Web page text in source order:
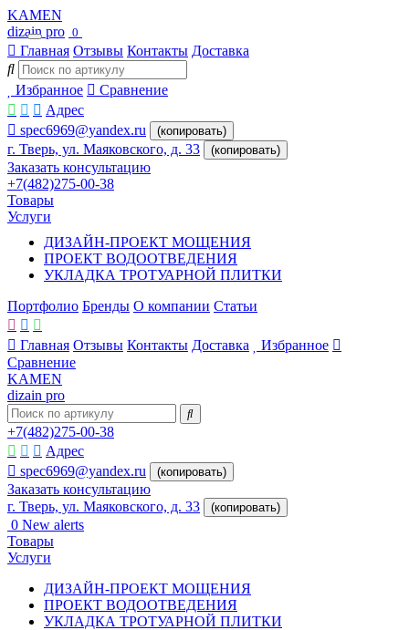
KAMEN
dizain pro 0
Главная Отзывы Контакты Доставка
Избранное
Сравнение
Адрес
spec6969@yandex.ru
(копировать)
г. Тверь, ул. Маяковского, д. 33 (копировать)
Заказать консультацию
+7(482)275-00-38
Товары
Услуги
ДИЗАЙН-ПРОЕКТ МОЩЕНИЯ
ПРОЕКТ ВОДООТВЕДЕНИЯ
УКЛАДКА ТРОТУАРНОЙ ПЛИТКИ
Портфолио Бренды О компании Статьи
Главная Отзывы Контакты Доставка
Избранное
Сравнение
KAMEN
dizain pro
+7(482)275-00-38
Адрес
spec6969@yandex.ru
(копировать)
Заказать консультацию
г. Тверь, ул. Маяковского, д. 33
(копировать)
0 New alerts
Товары
Услуги
ДИЗАЙН-ПРОЕКТ МОЩЕНИЯ
ПРОЕКТ ВОДООТВЕДЕНИЯ
УКЛАДКА ТРОТУАРНОЙ ПЛИТКИ